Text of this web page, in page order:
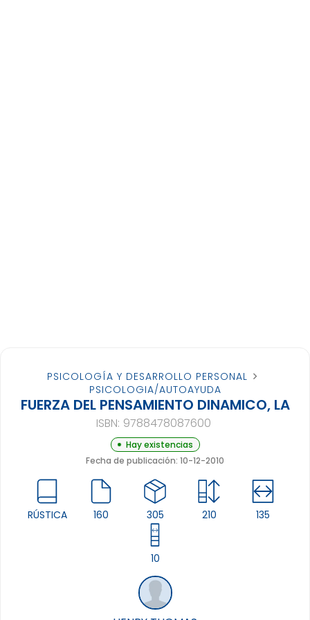
PSICOLOGÍA Y DESARROLLO PERSONAL
PSICOLOGIA/AUTOAYUDA
FUERZA DEL PENSAMIENTO DINAMICO, LA
ISBN: 9788478087600
Hay existencias
Fecha de publicación: 10-12-2010
RÚSTICA 160 305 210 135
10